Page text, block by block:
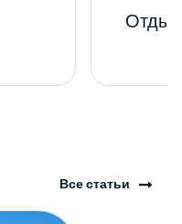
Отдых
Все статьи